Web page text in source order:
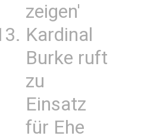
zeigen'
Kardinal
Burke ruft
zu
Einsatz
für Ehe